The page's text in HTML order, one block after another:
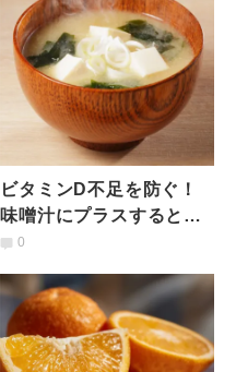
ビタミンD不足を防ぐ！
味噌汁にプラスするとビ
タミンDを補える食材と
0